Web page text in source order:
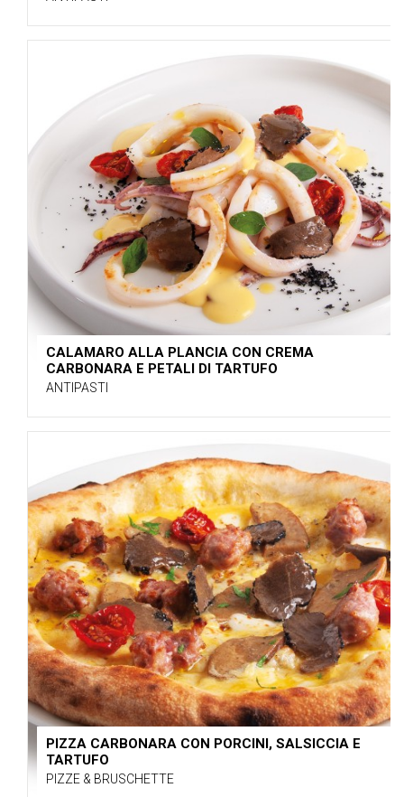
CALAMARO ALLA PLANCIA CON CREMA
CARBONARA E PETALI DI TARTUFO
ANTIPASTI
PIZZA CARBONARA CON PORCINI, SALSICCIA E
TARTUFO
PIZZE & BRUSCHETTE